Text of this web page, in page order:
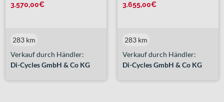
3.570,00€
Verkauf durch Händler:
Di-Cycles GmbH & Co KG
283 km
3.655,00€
Verkauf durch Händler:
Di-Cycles GmbH & Co KG
283 km